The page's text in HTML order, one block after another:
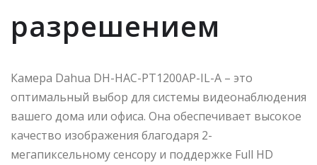
разрешением
Камера Dahua DH-HAC-PT1200AP-IL-A – это
оптимальный выбор для системы видеонаблюдения
вашего дома или офиса. Она обеспечивает высокое
качество изображения благодаря 2-
мегапиксельному сенсору и поддержке Full HD